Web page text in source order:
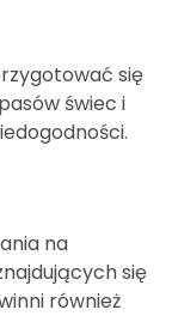
się
świec i
na
się
również